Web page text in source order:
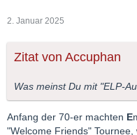
2. Januar 2025
Zitat von Accuphan
Was meinst Du mit "ELP-
Anfang der 70-er machten E
"Welcome Friends"